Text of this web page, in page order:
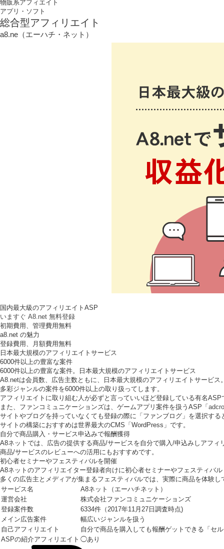
物販系アフィエイト
アプリ・ソフト
総合型アフィリエイト
a8.ne（エーハチ・ネット）
国内最大級のアフィリエイトASP
いますぐ A8.net 無料登録
初期費用、管理費用無料
a8.net の魅力
登録費用、月額費用無料
日本最大規模のアフィリエイトサービス
6000件以上の豊富な案件
6000件以上の豊富な案件。日本最大規模のアフィリエイトサービス
A8.netは会員数、広告主数ともに、日本最大規模のアフィリエイトサービス
多彩ジャンルの案件を6000件以上の取り扱ってします。
アフィリエイトに取り組む人が必ずと言っていいほど登録している有名ASP
また、ファンコミュニケーションズは、ゲームアプリ案件を扱うASP「
サイトやブログを持っていなくても登録の際に「ファンブログ」を選択す
サイトの構築におすすめは世界最大のCMS「WordPress」です。
自分で商品購入・サービス申込みで報酬獲得
A8ネットでは、広告の提供する商品/サービスを自分で購入/申込みしアフ
商品/サービスのレビューへの活用にもおすすめです。
初心者セミナーやフェスティバルを開催
A8ネットのアフィリエイター登録者向けに初心者セミナーやフェスティバ
多くの広告主とメディアが集まるフェスティバルでは、実際に商品を体験
サービス名
A8ネット（エーハチネット）
運営会社
株式会社ファンコミュニケーションズ
登録案件数
6334件（2017年11月27日調査時点)
メイン広告案件
幅広いジャンルを扱う
自己アフィリエイト
自分で商品を購入しても報酬ゲットできる「セ
ASPの紹介アフィリエイト ◯あり